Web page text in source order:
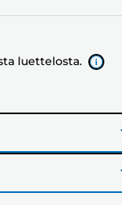
luettelosta.